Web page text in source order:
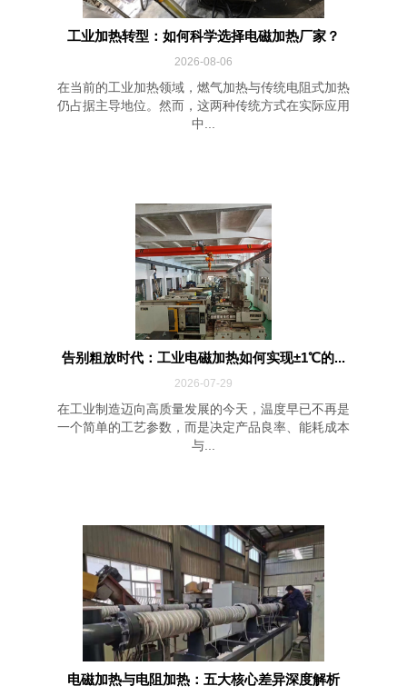
工业加热转型：如何科学选择电磁加热厂家？
2026-08-06
在当前的工业加热领域，燃气加热与传统电阻式加热
仍占据主导地位。然而，这两种传统方式在实际应用
中...
告别粗放时代：工业电磁加热如何实现±1℃的...
2026-07-29
在工业制造迈向高质量发展的今天，温度早已不再是
一个简单的工艺参数，而是决定产品良率、能耗成本
与...
电磁加热与电阻加热：五大核心差异深度解析